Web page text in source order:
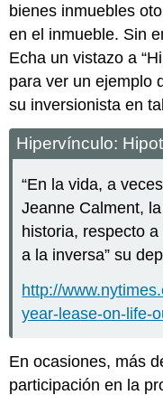
bienes inmuebles
en el inmueble. Sin
Echa un vistazo a
para ver un ejemplo
su inversionista en
Hipervínculo:
“En la vida, a
Jeanne Calment,
historia, respecto
a la inversa” su
http://
year-lease-on-life-
En ocasiones, más
participación en la